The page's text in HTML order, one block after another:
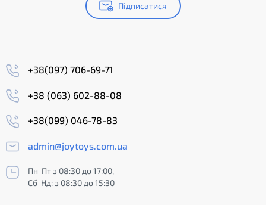
Підписатися
+38(097) 706-69-71
+38 (063) 602-88-08
+38(099) 046-78-83
admin@joytoys.com.ua
Пн-Пт з 08:30 до 17:00,
Сб-Нд: з 08:30 до 15:30